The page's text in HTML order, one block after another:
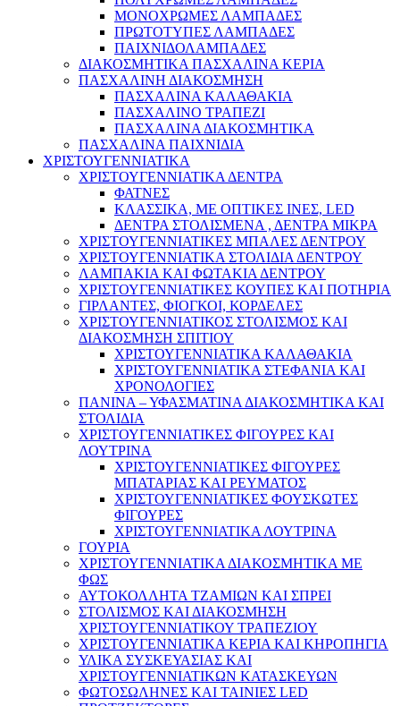
ΜΟΝΟΧΡΩΜΕΣ ΛΑΜΠΑΔΕΣ
ΠΡΩΤΟΤΥΠΕΣ ΛΑΜΠΑΔΕΣ
ΠΑΙΧΝΙΔΟΛΑΜΠΑΔΕΣ
ΔΙΑΚΟΣΜΗΤΙΚΑ ΠΑΣΧΑΛΙΝΑ ΚΕΡΙΑ
ΠΑΣΧΑΛΙΝΗ ΔΙΑΚΟΣΜΗΣΗ
ΠΑΣΧΑΛΙΝΑ ΚΑΛΑΘΑΚΙΑ
ΠΑΣΧΑΛΙΝΟ ΤΡΑΠΕΖΙ
ΠΑΣΧΑΛΙΝΑ ΔΙΑΚΟΣΜΗΤΙΚΑ
ΠΑΣΧΑΛΙΝΑ ΠΑΙΧΝΙΔΙΑ
ΧΡΙΣΤΟΥΓΕΝΝΙΑΤΙΚΑ
ΧΡΙΣΤΟΥΓΕΝΝΙΑΤΙΚΑ ΔΕΝΤΡΑ
ΦΑΤΝΕΣ
ΚΛΑΣΣΙΚΑ, ΜΕ ΟΠΤΙΚΕΣ ΙΝΕΣ, LED
ΔΕΝΤΡΑ ΣΤΟΛΙΣΜΕΝΑ , ΔΕΝΤΡΑ ΜΙΚΡΑ
ΧΡΙΣΤΟΥΓΕΝΝΙΑΤΙΚΕΣ ΜΠΑΛΕΣ ΔΕΝΤΡΟΥ
ΧΡΙΣΤΟΥΓΕΝΝΙΑΤΙΚΑ ΣΤΟΛΙΔΙΑ ΔΕΝΤΡΟΥ
ΛΑΜΠΑΚΙΑ ΚΑΙ ΦΩΤΑΚΙΑ ΔΕΝΤΡΟΥ
ΧΡΙΣΤΟΥΓΕΝΝΙΑΤΙΚΕΣ ΚΟΥΠΕΣ ΚΑΙ ΠΟΤΗΡΙΑ
ΓΙΡΛΑΝΤΕΣ, ΦΙΟΓΚΟΙ, ΚΟΡΔΕΛΕΣ
ΧΡΙΣΤΟΥΓΕΝΝΙΑΤΙΚΟΣ ΣΤΟΛΙΣΜΟΣ ΚΑΙ
ΔΙΑΚΟΣΜΗΣΗ ΣΠΙΤΙΟΥ
ΧΡΙΣΤΟΥΓΕΝΝΙΑΤΙΚΑ ΚΑΛΑΘΑΚΙΑ
ΧΡΙΣΤΟΥΓΕΝΝΙΑΤΙΚΑ ΣΤΕΦΑΝΙΑ ΚΑΙ
ΧΡΟΝΟΛΟΓΙΕΣ
ΠΑΝΙΝΑ – ΥΦΑΣΜΑΤΙΝΑ ΔΙΑΚΟΣΜΗΤΙΚΑ ΚΑΙ
ΣΤΟΛΙΔΙΑ
ΧΡΙΣΤΟΥΓΕΝΝΙΑΤΙΚΕΣ ΦΙΓΟΥΡΕΣ ΚΑΙ
ΛΟΥΤΡΙΝΑ
ΧΡΙΣΤΟΥΓΕΝΝΙΑΤΙΚΕΣ ΦΙΓΟΥΡΕΣ
ΜΠΑΤΑΡΙΑΣ ΚΑΙ ΡΕΥΜΑΤΟΣ
ΧΡΙΣΤΟΥΓΕΝΝΙΑΤΙΚΕΣ ΦΟΥΣΚΩΤΕΣ
ΦΙΓΟΥΡΕΣ
ΧΡΙΣΤΟΥΓΕΝΝΙΑΤΙΚΑ ΛΟΥΤΡΙΝΑ
ΓΟΥΡΙΑ
ΧΡΙΣΤΟΥΓΕΝΝΙΑΤΙΚΑ ΔΙΑΚΟΣΜΗΤΙΚΑ ΜΕ
ΦΩΣ
ΑΥΤΟΚΟΛΛΗΤΑ ΤΖΑΜΙΩΝ ΚΑΙ ΣΠΡΕΙ
ΣΤΟΛΙΣΜΟΣ ΚΑΙ ΔΙΑΚΟΣΜΗΣΗ
ΧΡΙΣΤΟΥΓΕΝΝΙΑΤΙΚΟΥ ΤΡΑΠΕΖΙΟΥ
ΧΡΙΣΤΟΥΓΕΝΝΙΑΤΙΚΑ ΚΕΡΙΑ ΚΑΙ ΚΗΡΟΠΗΓΙΑ
ΥΛΙΚΑ ΣΥΣΚΕΥΑΣΙΑΣ ΚΑΙ
ΧΡΙΣΤΟΥΓΕΝΝΙΑΤΙΚΩΝ ΚΑΤΑΣΚΕΥΩΝ
ΦΩΤΟΣΩΛΗΝΕΣ ΚΑΙ ΤΑΙΝΙΕΣ LED